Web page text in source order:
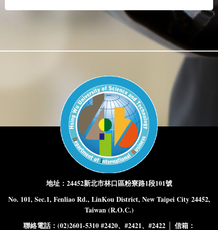
地址：24452新北市林口區粉寮路1段101號
No. 101, Sec.1, Fenliao Rd., LinKou District, New Taipei City 24452,
Taiwan (R.O.C.)
聯絡電話：(02)2601-5310 #2420、#2421、#2422 │ 信箱：